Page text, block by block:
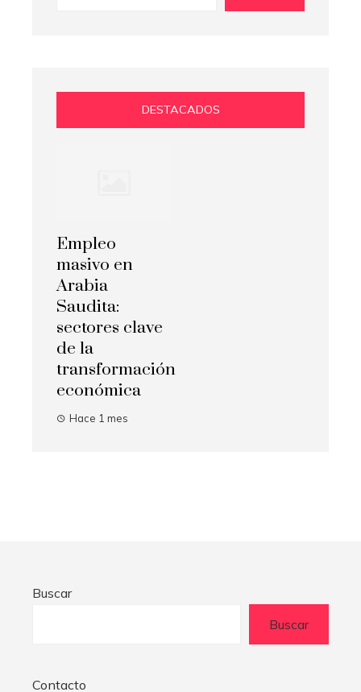
DESTACADOS
Empleo
masivo en
Arabia
Saudita:
sectores clave
de la
transformación
económica
Hace 1 mes
Buscar
Buscar
Contacto